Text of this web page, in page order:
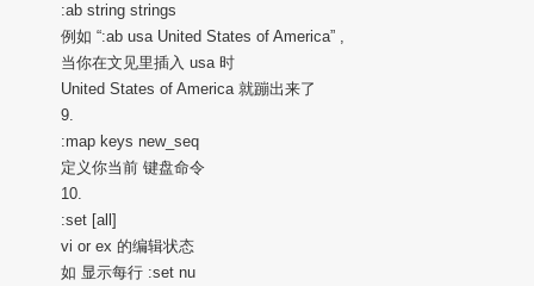
:ab string strings
例如 “:ab usa United States of America” ,
当你在文见里插入 usa 时
United States of America 就蹦出来了
9.
:map keys new_seq
定义你当前 键盘命令
10.
:set [all]
vi or ex 的编辑状态
如 显示每行 :set nu